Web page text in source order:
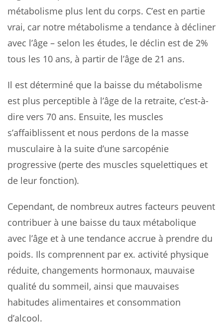
métabolisme plus lent du corps. C’est en partie
vrai, car notre métabolisme a tendance à décliner
avec l’âge – selon les études, le déclin est de 2%
tous les 10 ans, à partir de l’âge de 21 ans.
Il est déterminé que la baisse du métabolisme
est plus perceptible à l’âge de la retraite, c’est-à-
dire vers 70 ans. Ensuite, les muscles
s’affaiblissent et nous perdons de la masse
musculaire à la suite d’une sarcopénie
progressive (perte des muscles squelettiques et
de leur fonction).
Cependant, de nombreux autres facteurs peuvent
contribuer à une baisse du taux métabolique
avec l’âge et à une tendance accrue à prendre du
poids. Ils comprennent par ex. activité physique
réduite, changements hormonaux, mauvaise
qualité du sommeil, ainsi que mauvaises
habitudes alimentaires et consommation
d’alcool.